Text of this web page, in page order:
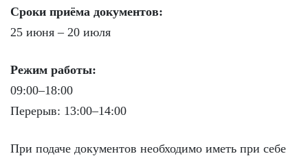
Сроки приёма документов:
25 июня – 20 июля
Режим работы:
09:00–18:00
Перерыв: 13:00–14:00
При подаче документов необходимо иметь при себе